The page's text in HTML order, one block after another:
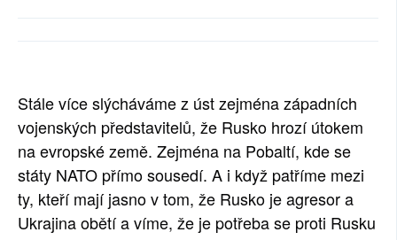
Stále více slýcháváme z úst zejména západních
vojenských představitelů, že Rusko hrozí útokem
na evropské země. Zejména na Pobaltí, kde se
státy NATO přímo sousedí. A i když patříme mezi
ty, kteří mají jasno v tom, že Rusko je agresor a
Ukrajina obětí a víme, že je potřeba se proti Rusku